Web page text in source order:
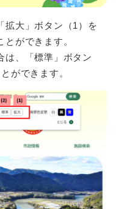
拡大」ボタン（1）を
ができます。
、「標準」ボタン
ができます。